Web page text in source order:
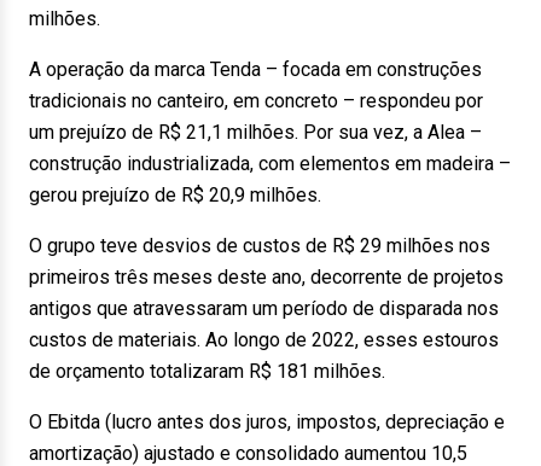
milhões.
A operação da marca Tenda – focada em construções
tradicionais no canteiro, em concreto – respondeu por
um prejuízo de R$ 21,1 milhões. Por sua vez, a Alea –
construção industrializada, com elementos em madeira –
gerou prejuízo de R$ 20,9 milhões.
O grupo teve desvios de custos de R$ 29 milhões nos
primeiros três meses deste ano, decorrente de projetos
antigos que atravessaram um período de disparada nos
custos de materiais. Ao longo de 2022, esses estouros
de orçamento totalizaram R$ 181 milhões.
O Ebitda (lucro antes dos juros, impostos, depreciação e
amortização) ajustado e consolidado aumentou 10,5